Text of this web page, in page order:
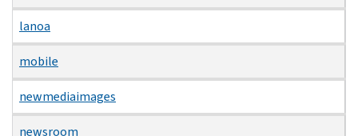
lanoa
mobile
newmediaimages
newsroom